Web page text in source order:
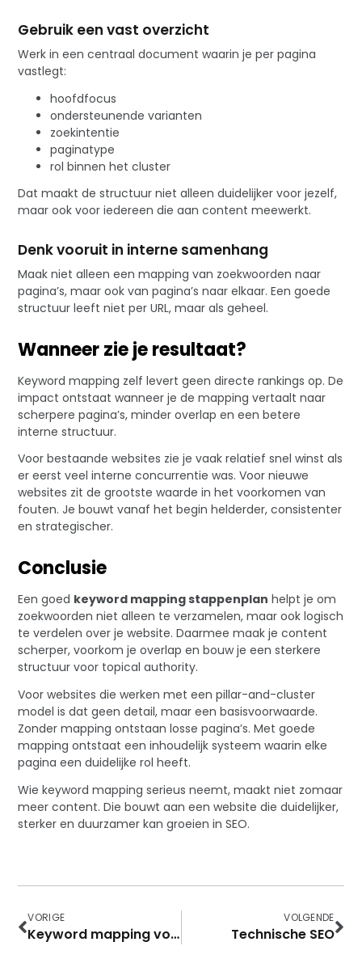
Gebruik een vast overzicht
Werk in een centraal document waarin je per pagina
vastlegt:
hoofdfocus
ondersteunende varianten
zoekintentie
paginatype
rol binnen het cluster
Dat maakt de structuur niet alleen duidelijker voor jezelf,
maar ook voor iedereen die aan content meewerkt.
Denk vooruit in interne samenhang
Maak niet alleen een mapping van zoekwoorden naar
pagina’s, maar ook van pagina’s naar elkaar. Een goede
structuur leeft niet per URL, maar als geheel.
Wanneer zie je resultaat?
Keyword mapping zelf levert geen directe rankings op. De
impact ontstaat wanneer je de mapping vertaalt naar
scherpere pagina’s, minder overlap en een betere
interne structuur.
Voor bestaande websites zie je vaak relatief snel winst als
er eerst veel interne concurrentie was. Voor nieuwe
websites zit de grootste waarde in het voorkomen van
fouten. Je bouwt vanaf het begin helderder, consistenter
en strategischer.
Conclusie
Een goed keyword mapping stappenplan helpt je om
zoekwoorden niet alleen te verzamelen, maar ook logisch
te verdelen over je website. Daarmee maak je content
scherper, voorkom je overlap en bouw je een sterkere
structuur voor topical authority.
Voor websites die werken met een pillar-and-cluster
model is dat geen detail, maar een basisvoorwaarde.
Zonder mapping ontstaan losse pagina’s. Met goede
mapping ontstaat een inhoudelijk systeem waarin elke
pagina een duidelijke rol heeft.
Wie keyword mapping serieus neemt, maakt niet zomaar
meer content. Die bouwt aan een website die duidelijker,
sterker en duurzamer kan groeien in SEO.
VORIGE
Keyword mapping voorbeelden
VOLGENDE
Technische SEO